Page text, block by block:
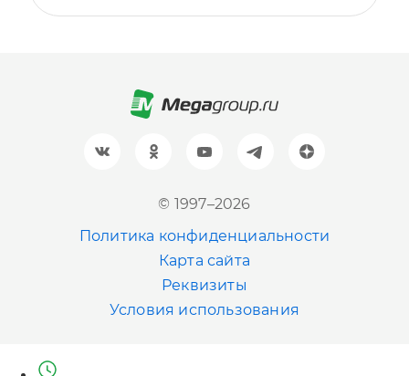
© 1997–2026
Политика конфиденциальности
Карта сайта
Реквизиты
Условия использования
+7 (961) 999-93-93
+7 (383) 207-80-51
+7 (843) 202-41-47
+7 (343) 226-06-71